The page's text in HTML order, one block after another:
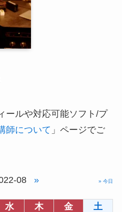
ールや対応可能ソフト/プ
師について 」ページでご
08 » » 今日
水 木 金
土